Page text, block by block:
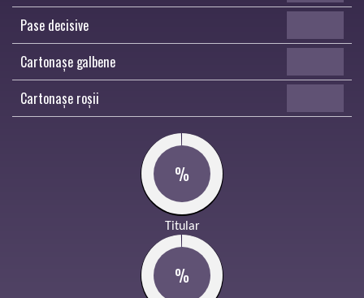
Pase decisive
Cartonașe galbene
Cartonașe roșii
%
Titular
%